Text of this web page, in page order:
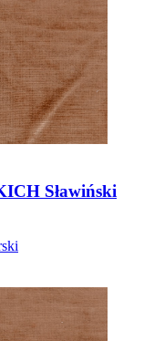
Sławiński